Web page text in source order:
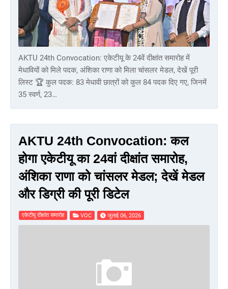
AKTU 24th Convocation: एकेटीयू के 24वें दीक्षांत समारोह में
मेधावियों को मिले पदक, अंशिका राणा को मिला चांसलर मेडल, देखें पूरी
लिस्ट 🏆 कुल पदक: 83 मेधावी छात्रों को कुल 84 पदक दिए गए, जिनमें
35 स्वर्ण, 23…
AKTU 24th Convocation: कल
होगा एकेटीयू का 24वां दीक्षांत समारोह,
अंशिका राणा को चांसलर मेडल; देखें मेडल
और डिग्री की पूरी डिटेल
एकेटीयू दीक्षांत समारोह VOC जुलाई 06, 2026